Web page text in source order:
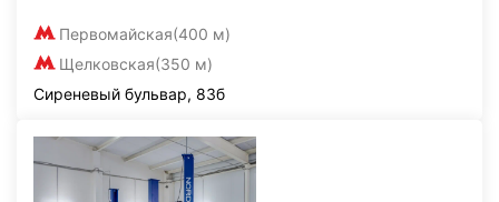
Первомайская(400 м)
Щелковская(350 м)
Сиреневый бульвар, 83б